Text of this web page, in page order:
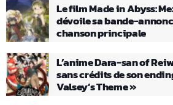
Le film Made in Abyss:
dévoile sa bande-
chanson principale
L’anime Dara-san of
sans crédits de son
Valsey’s Theme »